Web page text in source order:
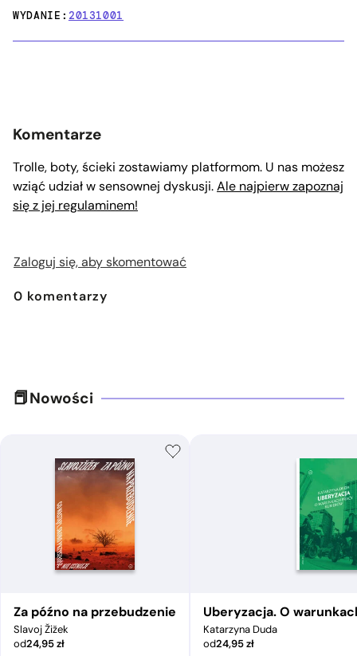
WYDANIE:20131001
Komentarze
Trolle, boty, ścieki zostawiamy platformom. U nas możesz
wziąć udział w sensownej dyskusji.Ale najpierw zapoznaj
się z jej regulaminem!
Zaloguj się, aby skomentować
0 komentarzy
Nowości
Za późno na przebudzenie
Slavoj Žižek
od24,95zł
Uberyzacja. O
Katarzyna Duda
od24,95zł